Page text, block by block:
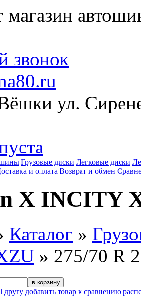
магазин
звонок
ул.
Грузовые диски Легковые диски
и оплата Возврат и обмен
X INCITY
Каталог »
» 275/70 R
в корзину
другу добавить товар к сравнению